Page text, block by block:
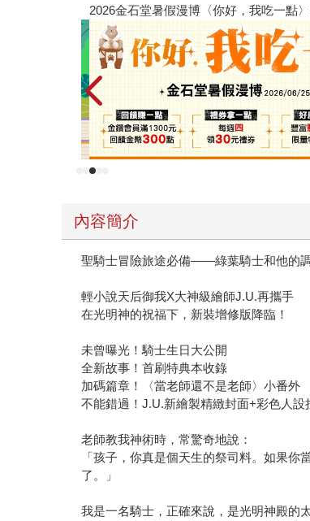
跟全校第一美少女商量彼此摯友的戀愛煩惱，不知不覺
內容簡介
聖騎士冒險旅途必備——綠葉騎士和他的
輕小說天后御我X大神級繪師J.U.再攜手
在光明神的祝福下，新裝增修版降臨！
未曾曝光！騎士生日大公開
全新故事！首刷特典本收錄
加碼篇章！〈當老師還不是老師〉小番外
不能錯過！J.U.新繪製精緻封面+彩色人設
老師教我神術時，常驚奇地說：
「孩子，你真是個天生的祭司料。如果
了。」
我是一名騎士，正確來說，是光明神殿的太